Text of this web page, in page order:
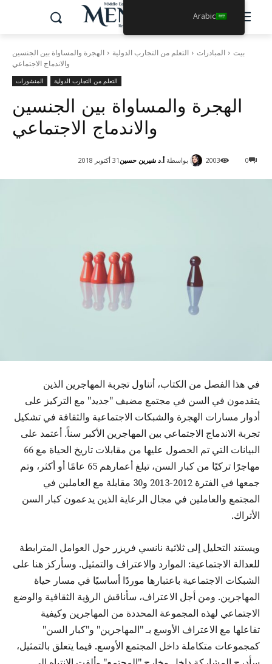
بيت المبادرات التعلم من التجارب الدولية
الهجرة والمساواة بين الجنسين
والاندماج الاجتماعي
التعلم من التجارب الدولية المنشورات
الهجرة والمساواة بين الجنسين
والاندماج الاجتماعي
بواسطة أ.د شيرين حسين 31 أكتوبر 2018 0
2003
في هذا الفصل من الكتاب، أتناول تجربة المهاجرين الذين
يتقدمون في السن في مجتمع مضيف "جديد" مع التركيز على
أدوار مسارات الهجرة والشبكات الاجتماعية والثقافة في تشكيل
تجربة الاندماج الاجتماعي بين المهاجرين الأكبر سناً. أعتمد على
البيانات التي تم الحصول عليها من مقابلات تاريخ الحياة مع 66
مهاجرًا تركيًا من كبار السن، تبلغ أعمارهم 65 عامًا أو أكثر، وتم
جمعها في الفترة 2012-2013 و30 مقابلة مع العاملين في
المجتمع والعاملين في مجال الرعاية الذين يدعمون كبار السن
الأتراك.
ويستند التحليل إلى ثلاثية نانسي فريزر حول العوامل المترابطة
للعدالة الاجتماعية: الموارد والاعتراف والتمثيل. وسأركز هنا على
الشبكات الاجتماعية باعتبارها موردًا أساسيًا في مسار حياة
المهاجرين. ومن أجل الاعتراف، سأناقش الرؤية الثقافية والوضع
الاجتماعي لهذه المجموعة المحددة من المهاجرين وكيفية
تفاعلها مع الاعتراف الأوسع بـ "المهاجرين" و"كبار السن"
كمجموعات متكاملة داخل المجتمع الأوسع. فيما يتعلق بالتمثيل،
Arabic